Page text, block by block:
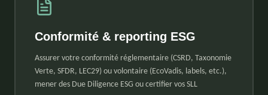
Conformité & reporting ESG
Assurer votre conformité réglementaire (CSRD, Taxonomie
Verte, SFDR, LEC29) ou volontaire (EcoVadis, labels, etc.),
mener des Due Diligence ESG ou certifier vos SLL